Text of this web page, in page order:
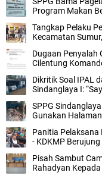
Program Makan
Tangkap Pelaku
Kecamatan
Dugaan Penyalah
Cilentung
Dikritik Soal IPAL
Sindanglaya I:
SPPG
Gunakan
Panitia Pelaksana
- KDKMP Berujung
Pisah Sambut
Rahadyan